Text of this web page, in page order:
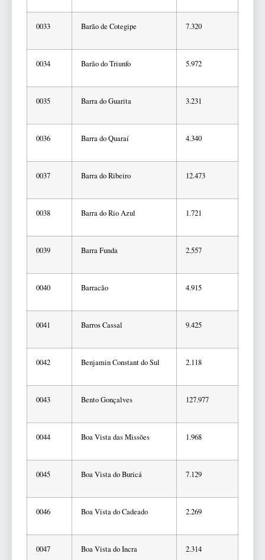
0033 Barão de Cotegipe 7.320
0034 Barão do Triunfo 5.972
0035 Barra do Guarita 3.231
0036 Barra do Quaraí 4.340
0037 Barra do Ribeiro 12.473
0038 Barra do Rio Azul 1.721
0039 Barra Funda 2.557
0040 Barracão 4.915
0041 Barros Cassal 9.425
0042 Benjamin Constant do Sul 2.118
0043 Bento Gonçalves 127.977
0044 Boa Vista das Missões 1.968
0045 Boa Vista do Buricá 7.129
0046 Boa Vista do Cadeado 2.269
0047 Boa Vista do Incra 2.314